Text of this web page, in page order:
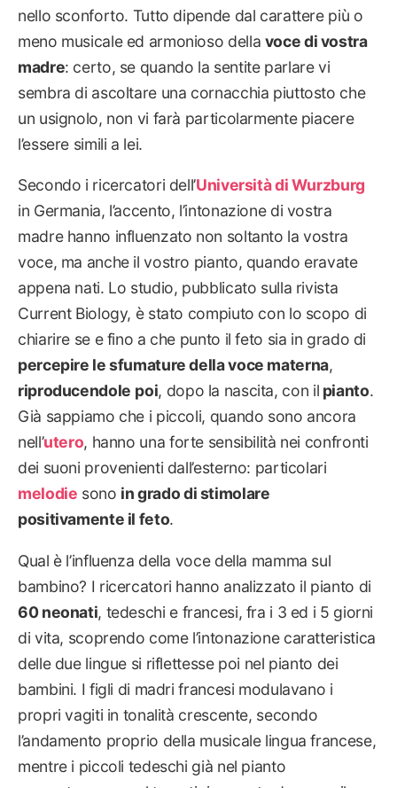
nello sconforto. Tutto dipende dal carattere più o
meno musicale ed armonioso della voce di vostra
madre: certo, se quando la sentite parlare vi
sembra di ascoltare una cornacchia piuttosto che
un usignolo, non vi farà particolarmente piacere
l’essere simili a lei.
Secondo i ricercatori dell’Università di Wurzburg
in Germania, l’accento, l’intonazione di vostra
madre hanno influenzato non soltanto la vostra
voce, ma anche il vostro pianto, quando eravate
appena nati. Lo studio, pubblicato sulla rivista
Current Biology, è stato compiuto con lo scopo di
chiarire se e fino a che punto il feto sia in grado di
percepire le sfumature della voce materna,
riproducendole poi, dopo la nascita, con il pianto.
Già sappiamo che i piccoli, quando sono ancora
nell’utero, hanno una forte sensibilità nei confronti
dei suoni provenienti dall’esterno: particolari
melodie sono in grado di stimolare
positivamente il feto.
Qual è l’influenza della voce della mamma sul
bambino? I ricercatori hanno analizzato il pianto di
60 neonati, tedeschi e francesi, fra i 3 ed i 5 giorni
di vita, scoprendo come l’intonazione caratteristica
delle due lingue si riflettesse poi nel pianto dei
bambini. I figli di madri francesi modulavano i
propri vagiti in tonalità crescente, secondo
l’andamento proprio della musicale lingua francese,
mentre i piccoli tedeschi già nel pianto